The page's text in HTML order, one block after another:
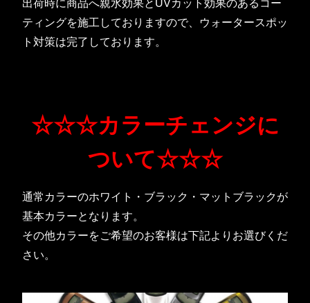
出荷時に商品へ親水効果とUVカット効果のあるコー
ティングを施工しておりますので、ウォータースポッ
ト対策は完了しております。
☆☆☆カラーチェンジに
ついて☆☆☆
通常カラーのホワイト・ブラック・マットブラックが
基本カラーとなります。
その他カラーをご希望のお客様は下記よりお選びくだ
さい。